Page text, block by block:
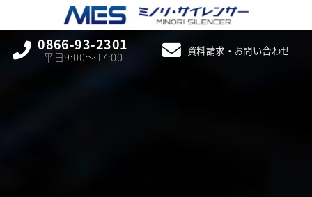
0866-93-2301
平日9:00〜17:00 資料請求・お問い合わせ